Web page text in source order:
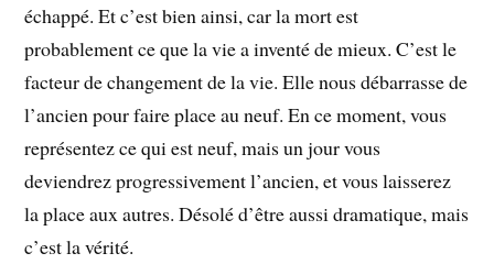
échappé. Et c’est bien ainsi, car la mort est
probablement ce que la vie a inventé de mieux. C’est le
facteur de changement de la vie. Elle nous débarrasse de
l’ancien pour faire place au neuf. En ce moment, vous
représentez ce qui est neuf, mais un jour vous
deviendrez progressivement l’ancien, et vous laisserez
la place aux autres. Désolé d’être aussi dramatique, mais
c’est la vérité.